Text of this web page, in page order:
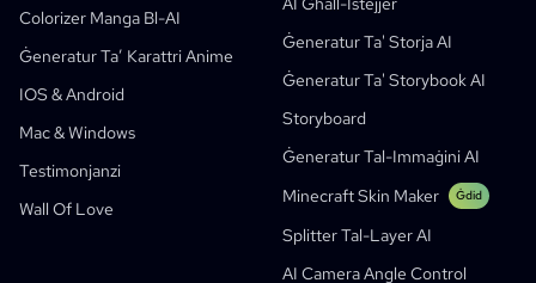
Colorizer Manga Bl-AI
Ġeneratur Ta’ Karattri Anime
IOS & Android
Mac & Windows
Testimonjanzi
Wall Of Love
Ġeneratur Ta' Storja AI
Ġeneratur Ta' Storybook AI
Storyboard
Ġeneratur Tal-Immaġini AI
Minecraft Skin Maker
Ġdid
Splitter Tal-Layer AI
AI Camera Angle Control
Aqleb Ritratt Għal Kartun
Ġeneratur Webtoon AI
Ġeneratur AI Għall-Manhwa
Ġeneratur Manga AI
Social Media Comics
Bible Comic Maker
Ġeneratur Ta' Storybook AI
Komiks Edukattivi AI
Workflows Ġenerattivi
Webtoons